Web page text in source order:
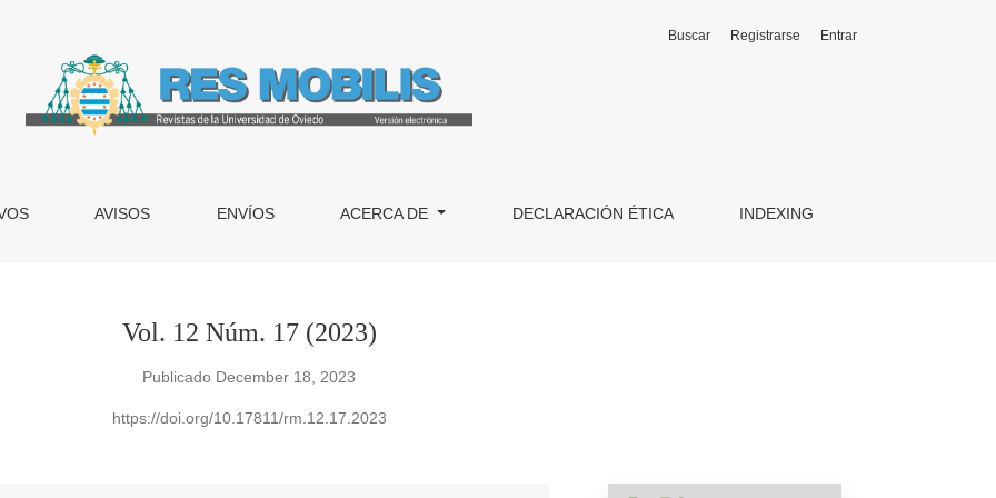
Aportaciones al estudio del diseño de interiores contemporáneo en Asturias (España)
AVISOS ENVÍOS ACERCA DE DECLARACIÓN ÉTICA INDEXING
Buscar Registrarse Entrar
Vol. 12 Núm. 17 (2023)
Publicado December 18, 2023
https://doi.org/10.17811/rm.12.17.2023